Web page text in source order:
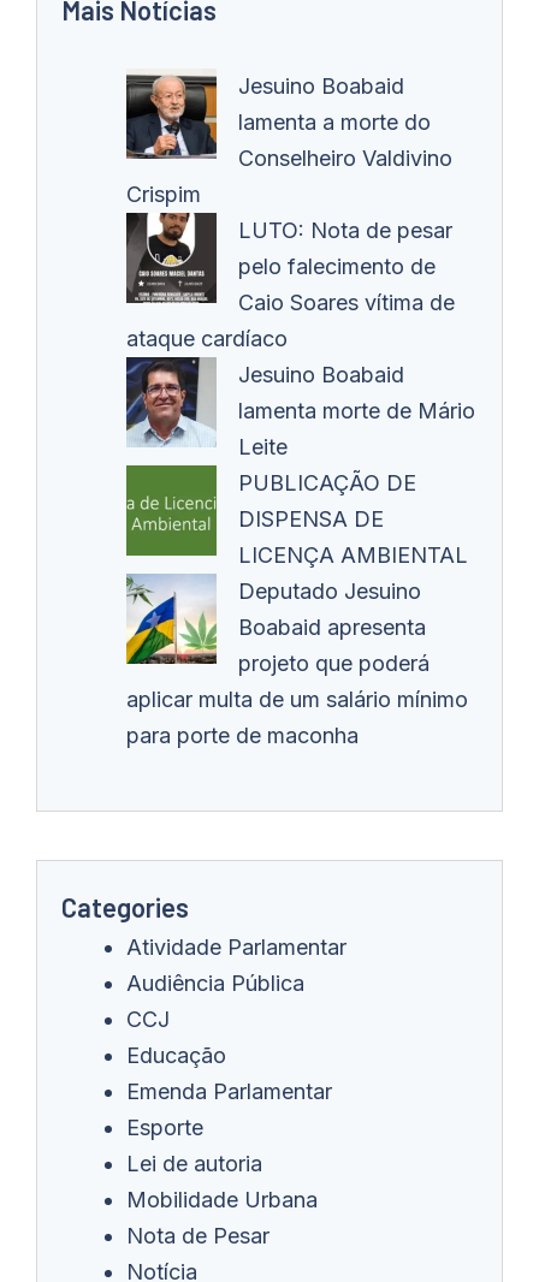
Mais Notícias
Jesuino Boabaid
lamenta a morte do
Conselheiro Valdivino
Crispim
LUTO: Nota de pesar
pelo falecimento de
Caio Soares vítima de
ataque cardíaco
Jesuino Boabaid
lamenta morte de Mário
Leite
PUBLICAÇÃO DE
DISPENSA DE
LICENÇA AMBIENTAL
Deputado Jesuino
Boabaid apresenta
projeto que poderá
aplicar multa de um salário mínimo
para porte de maconha
Categories
Atividade Parlamentar
Audiência Pública
CCJ
Educação
Emenda Parlamentar
Esporte
Lei de autoria
Mobilidade Urbana
Nota de Pesar
Notícia